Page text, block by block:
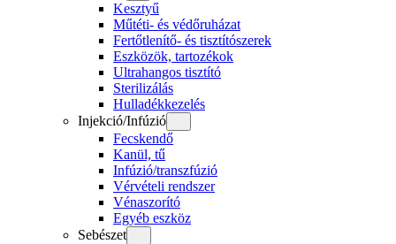
Kesztyű
Műtéti- és védőruházat
Fertőtlenítő- és tisztítószerek
Eszközök, tartozékok
Ultrahangos tisztító
Sterilizálás
Hulladékkezelés
Injekció/Infúzió
Fecskendő
Kanül, tű
Infúzió/transzfúzió
Vérvételi rendszer
Vénaszorító
Egyéb eszköz
Sebészet